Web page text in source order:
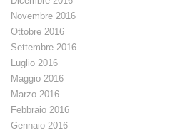
Novembre 2016
Ottobre 2016
Settembre 2016
Luglio 2016
Maggio 2016
Marzo 2016
Febbraio 2016
Gennaio 2016